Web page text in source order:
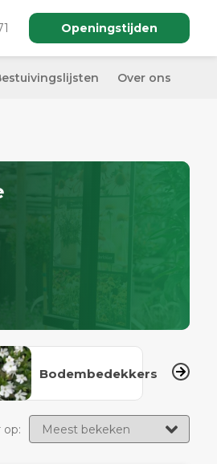
Openingstijden
Over ons
Bodembedekkers
op: